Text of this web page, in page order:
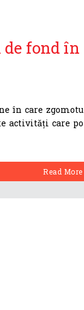
de fond în
în care
activități care
Read More